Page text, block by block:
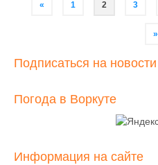
Навигация
« 1 2 3
»
Подписаться на новости
Погода в Воркуте
Информация на сайте